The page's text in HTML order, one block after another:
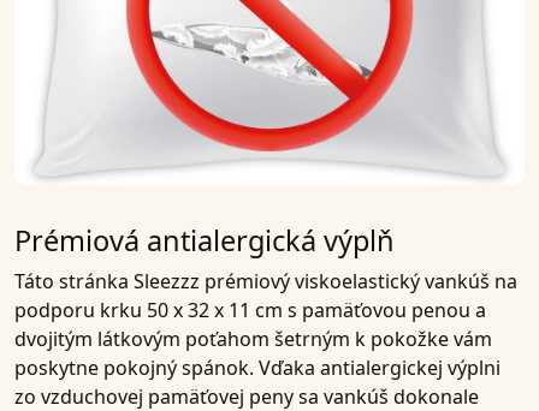
Prémiová antialergická výplň
Táto stránka Sleezzz prémiový viskoelastický vankúš na
podporu krku 50 x 32 x 11 cm s pamäťovou penou a
dvojitým látkovým poťahom šetrným k pokožkevám
poskytne pokojný spánok. Vďaka antialergickej výplni
zo vzduchovej pamäťovej penysa vankúš dokonale